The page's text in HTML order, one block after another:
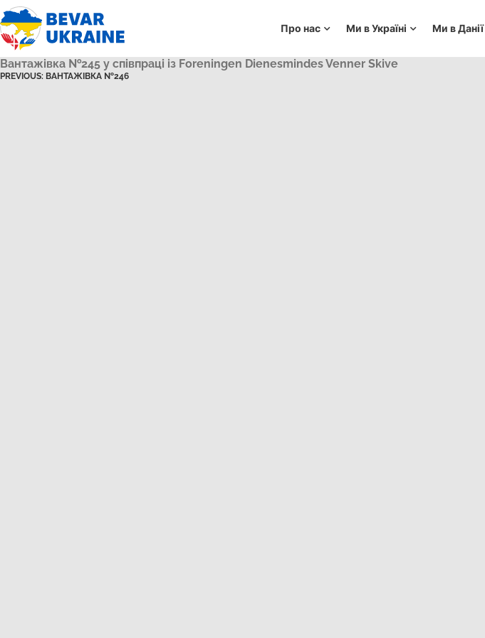
Про нас Ми в Україні Ми в Данії
Вантажівка №245 у співпраці із Foreningen Dienesmindes Venner Skive
PREVIOUS: ВАНТАЖІВКА №246